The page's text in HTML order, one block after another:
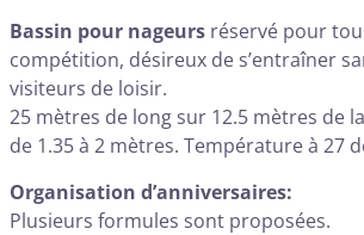
Bassin pour nageurs réservé pour
compétition, désireux de s’entraîner
visiteurs de loisir.
25 mètres de long sur 12.5 mètres de
de 1.35 à 2 mètres. Température à 27
Organisation d’anniversaires:
Plusieurs formules sont proposées.